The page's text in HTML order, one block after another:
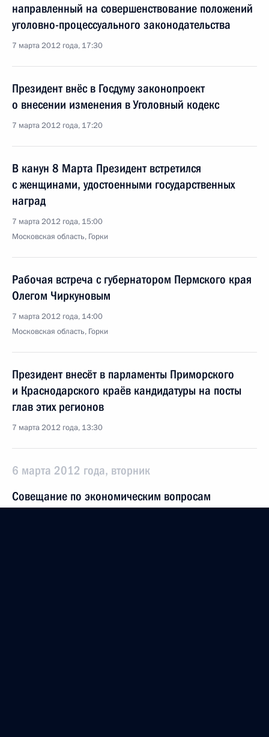
направленный на совершенствование положений
уголовно-процессуального законодательства
7 марта 2012 года, 17:30
Президент внёс в Госдуму законопроект
о внесении изменения в Уголовный кодекс
7 марта 2012 года, 17:20
В канун 8 Марта Президент встретился
с женщинами, удостоенными государственных
наград
7 марта 2012 года, 15:00
Московская область, Горки
Рабочая встреча с губернатором Пермского края
Олегом Чиркуновым
7 марта 2012 года, 14:00
Московская область, Горки
Президент внесёт в парламенты Приморского
и Краснодарского краёв кандидатуры на посты
глав этих регионов
7 марта 2012 года, 13:30
6 марта 2012 года, вторник
Совещание по экономическим вопросам